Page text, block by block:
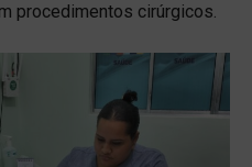
procedimentos cirúrgicos.